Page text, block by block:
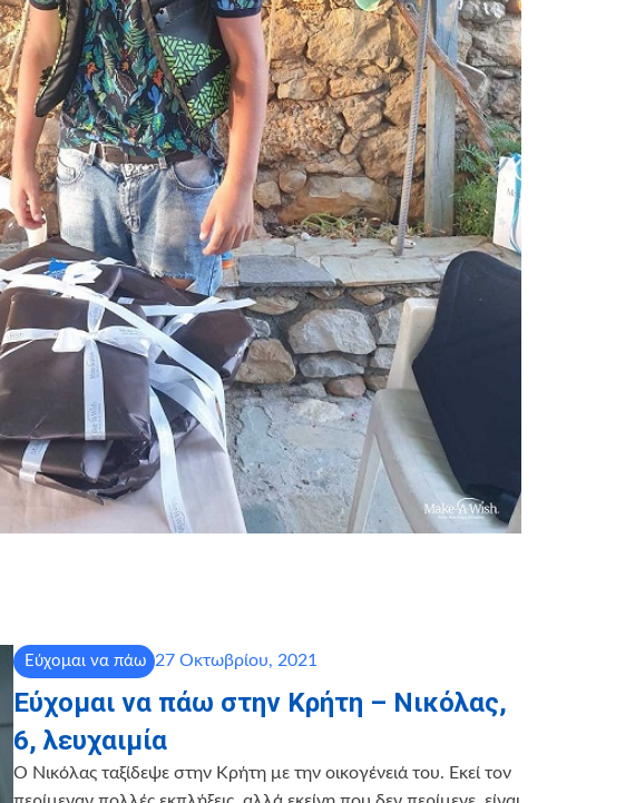
Εύχομαι να πάω 27 Οκτωβρίου, 2021
Εύχομαι να πάω στην Κρήτη – Νικόλας,
6, λευχαιμία
Ο Νικόλας ταξίδεψε στην Κρήτη με την οικογένειά του. Εκεί τον